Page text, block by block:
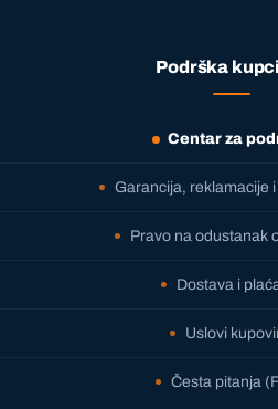
Podrška
Centar za
Garancija, reklamacije
Pravo na odustanak
Dostava i
Uslovi
Česta pitanja